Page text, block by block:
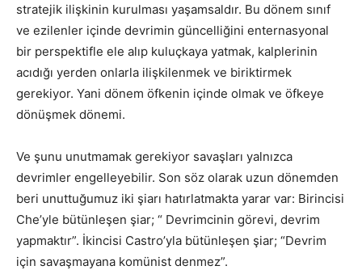
stratejik ilişkinin kurulması yaşamsaldır. Bu dönem sınıf
ve ezilenler içinde devrimin güncelliğini enternasyonal
bir perspektifle ele alıp kuluçkaya yatmak, kalplerinin
acıdığı yerden onlarla ilişkilenmek ve biriktirmek
gerekiyor. Yani dönem öfkenin içinde olmak ve öfkeye
dönüşmek dönemi.
Ve şunu unutmamak gerekiyor savaşları yalnızca
devrimler engelleyebilir. Son söz olarak uzun dönemden
beri unuttuğumuz iki şiarı hatırlatmakta yarar var: Birincisi
Che’yle bütünleşen şiar; “ Devrimcinin görevi, devrim
yapmaktır”. İkincisi Castro’yla bütünleşen şiar; “Devrim
için savaşmayana komünist denmez”.